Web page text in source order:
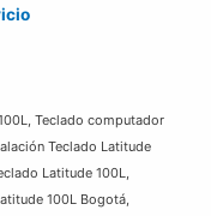
Teclado computador
Teclado Latitude
Latitude 100L,
100L Bogotá,